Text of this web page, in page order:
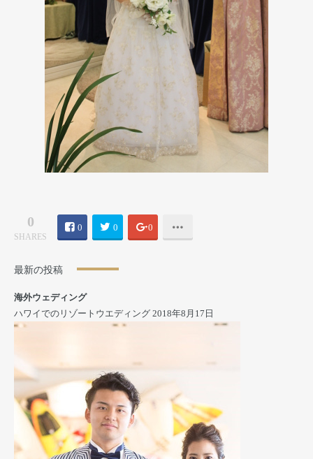
0
SHARES
0 0 0
最新の投稿
海外ウェディング
ハワイでのリゾートウエディング 2018年8月17日